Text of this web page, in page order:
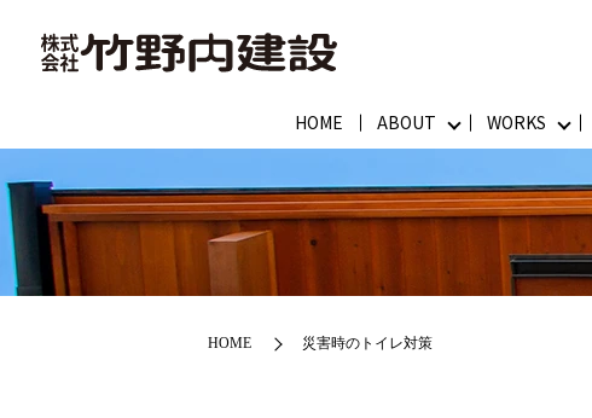
HOME ABOUT WORKS
HOME 災害時のトイレ対策